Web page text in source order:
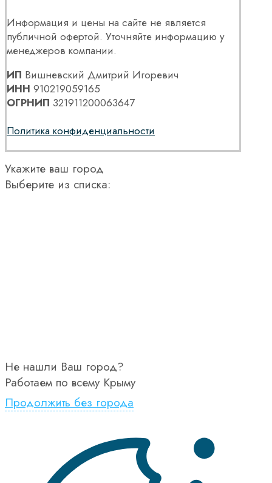
Информация и цены на сайте не является
публичной офертой. Уточняйте информацию у
менеджеров компании.
ИП Вишневский Дмитрий Игоревич
ИНН 910219059165
ОГРНИП 321911200063647
Политика конфиденциальности
Укажите ваш город
Выберите из списка:
Не нашли Ваш город?
Работаем по всему Крыму
Продолжить без города